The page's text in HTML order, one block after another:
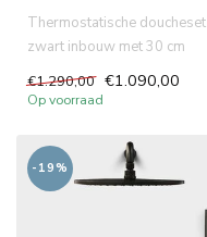
Thermostatische doucheset
zwart inbouw met 30 cm
complet...
€1.290,00 €1.090,00
Op voorraad
-19%